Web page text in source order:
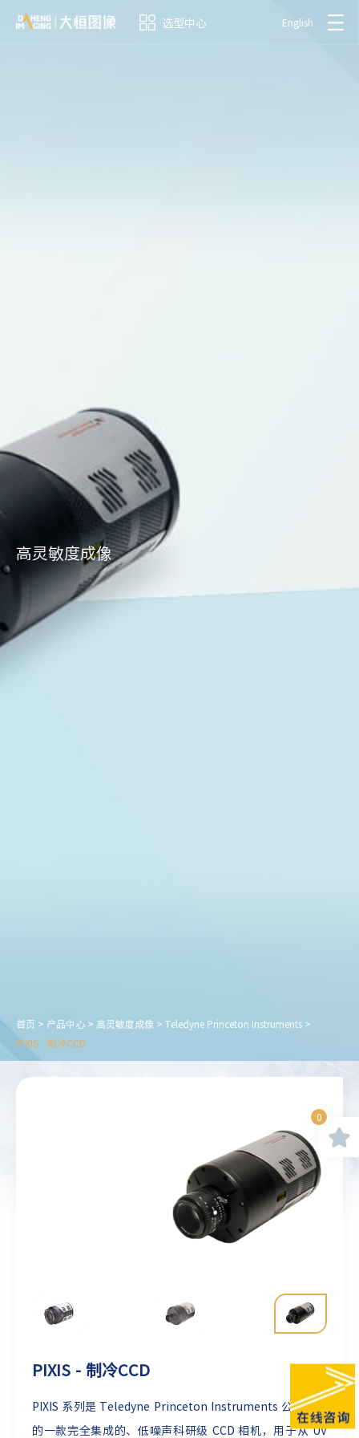
选型中心 English
高灵敏度成像
首页 > 产品中心 > 高灵敏度成像 > Teledyne Princeton Instruments >
PIXIS - 制冷CCD
PIXIS - 制冷CCD
PIXIS 系列是 Teledyne Princeton Instruments 公司研发
的一款完全集成的、低噪声科研级 CCD 相机，用于从 UV
0